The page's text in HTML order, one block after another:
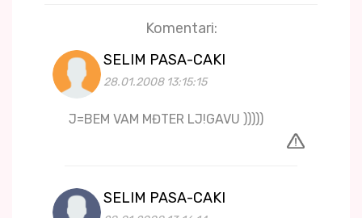
Komentari:
SELIM PASA-CAKI
28.01.2008 13:15:15
J=BEM VAM MĐTER LJ!GAVU )))))
SELIM PASA-CAKI